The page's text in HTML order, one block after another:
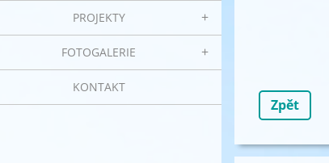
PROJEKTY
FOTOGALERIE
KONTAKT
Zpět